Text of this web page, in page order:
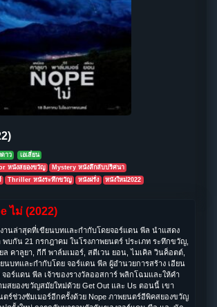
าว เอเลี่ยน
หนังสยองขวัญ
Mystery หนังลึกลับปริศนา
Thriller หนังระทึกขวัญ หนังฝรั่ง หนังใหม่2022
ไม่ (2022)
งานล่าสุดที่เขียนบทและกำกับโดยจอร์แดน พีล นำแสดง
พบกัน 21 กรกฎาคม ในโรงภาพยนตร์ ประเภท ระทึกขวัญ,
คาลูยา, กีกี พาล์มเมอร์, สตีเวน ยอน, ไมเคิล วินค็อตต์,
นบทและกำกับโดย จอร์แดน พีล ผู้อำนวยการสร้าง เอียน
อร์แดน พีล เจ้าของรางวัลออสการ์ พลิกโฉมและให้คำ
สยองขวัญสมัยใหม่ด้วย Get Out และ Us ตอนนี้ เขา
ร์ช่วงซัมเมอร์อีกครั้งด้วย Nope ภาพยนตร์อีพิคสยองขวัญ